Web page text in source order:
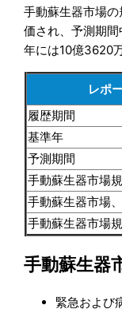
手動蘇生器市場
価され、予測期
年には10億3620
レポ
履歴期間
基準年
予測期間
手動蘇生器市場
手動蘇生器市場
手動蘇生器市場
手動蘇生器
緊急および